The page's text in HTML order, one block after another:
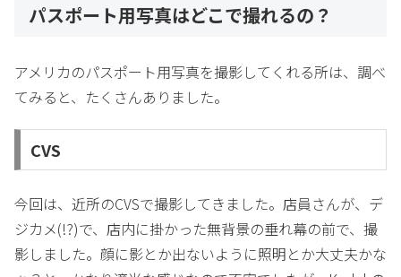
パスポート用写真はどこで撮れるの？
アメリカのパスポート用写真を撮影してくれる所は、調べ
てみると、たくさんありました。
CVS
今回は、近所のCVSで撮影してきました。店員さんが、デ
ジカメ(!?)で、店内に掛かった無背景の垂れ幕の前で、撮
影しました。顔に影とか出ないように照明とか大丈夫かな